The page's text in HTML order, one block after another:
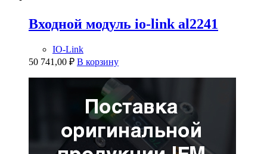
Входной модуль io-link al2241
IO-Link
50 741,00 ₽ В корзину